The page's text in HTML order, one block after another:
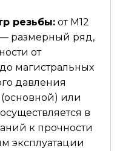
резьбы: от М12
размерный ряд,
от
магистральных
давления
или
в
к прочности
эксплуатации